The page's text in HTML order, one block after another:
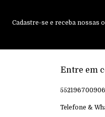
Cadastre-se e receba nossas
Entre em
Telefone &